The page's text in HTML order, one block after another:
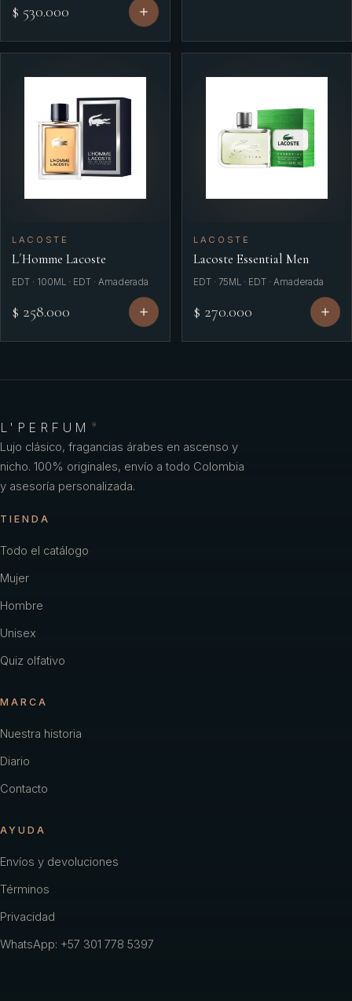
$ 530.000
LACOSTE
L´Homme Lacoste
EDT · 100ML · EDT · Amaderada
$ 258.000
LACOSTE
Lacoste Essential Men
EDT · 75ML · EDT · Amaderada
$ 270.000
L'PERFUM ®
Lujo clásico, fragancias árabes en ascenso y
nicho. 100% originales, envío a todo Colombia
y asesoría personalizada.
TIENDA
Todo el catálogo
Mujer
Hombre
Unisex
Quiz olfativo
MARCA
Nuestra historia
Diario
Contacto
AYUDA
Envíos y devoluciones
Términos
Privacidad
WhatsApp: +57 301 778 5397